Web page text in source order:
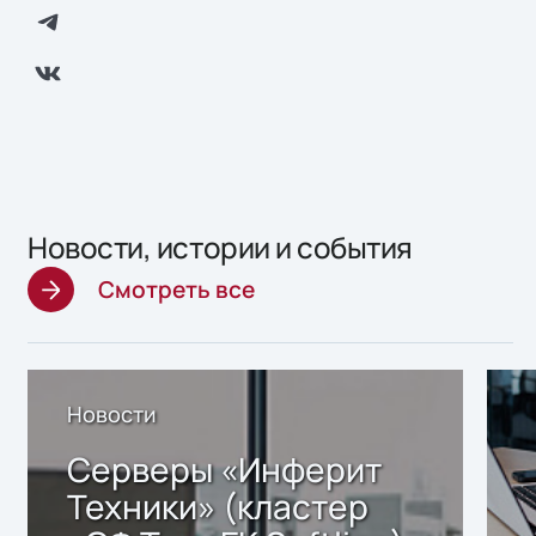
Новости, истории и события
Смотреть все
Новости
Серверы «Инферит
Техники» (кластер